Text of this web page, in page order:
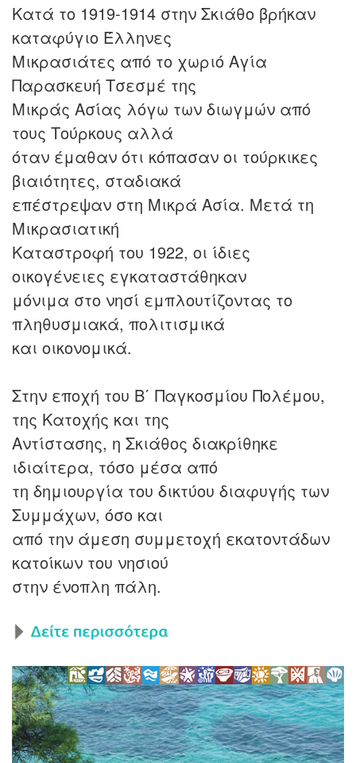
Κατά το 1919-1914 στην Σκιάθο βρήκαν
καταφύγιο Έλληνες
Μικρασιάτες από το χωριό Αγία
Παρασκευή Τσεσμέ της
Μικράς Ασίας λόγω των διωγμών από
τους Τούρκους αλλά
όταν έμαθαν ότι κόπασαν οι τούρκικες
βιαιότητες, σταδιακά
επέστρεψαν στη Μικρά Ασία. Μετά τη
Μικρασιατική
Καταστροφή του 1922, οι ίδιες
οικογένειες εγκαταστάθηκαν
μόνιμα στο νησί εμπλουτίζοντας το
πληθυσμιακά, πολιτισμικά
και οικονομικά.
Στην εποχή του Β΄ Παγκοσμίου Πολέμου,
της Κατοχής και της
Αντίστασης, η Σκιάθος διακρίθηκε
ιδιαίτερα, τόσο μέσα από
τη δημιουργία του δικτύου διαφυγής των
Συμμάχων, όσο και
από την άμεση συμμετοχή εκατοντάδων
κατοίκων του νησιού
στην ένοπλη πάλη.